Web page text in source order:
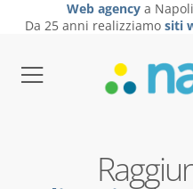
Web agency a
Da 25 anni realizziamo siti